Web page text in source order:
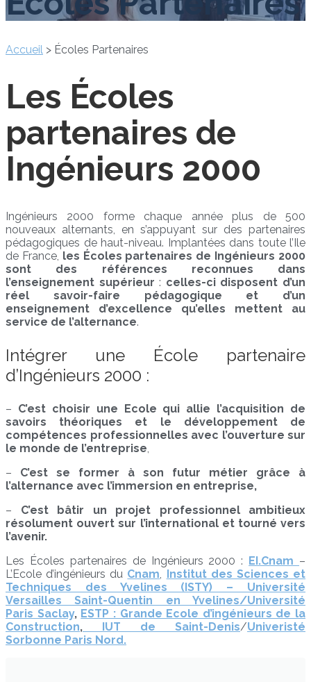
Accueil > Écoles Partenaires
Les Écoles
partenaires de
Ingénieurs 2000
Ingénieurs 2000 forme chaque année plus de 500
nouveaux alternants, en s’appuyant sur des partenaires
pédagogiques de haut-niveau. Implantées dans toute l’Ile
de France, les Écoles partenaires de Ingénieurs 2000
sont des références reconnues dans
l’enseignement supérieur: celles-ci disposent d’un
réel savoir-faire pédagogique et d’un
enseignement d’excellence qu’elles mettent au
service de l’alternance.
Intégrer une École partenaire
d’Ingénieurs 2000 :
– C’est choisir une Ecole qui allie l’acquisition de
savoirs théoriques et le développement de
compétences professionnelles avec l’ouverture sur
le monde de l’entreprise
– C’est se former à son futur métier grâce à
l’alternance avec l’immersion en entreprise,
– C’est bâtir un projet professionnel ambitieux
résolument ouvert sur l’international et tourné vers
l’avenir.
Les Écoles partenaires de Ingénieurs 2000 : EI.Cnam –
L’Ecole d’ingénieurs du Cnam
Institut des Sciences et
Techniques des Yvelines (ISTY) – Université
Versailles Saint-Quentin en Yvelines/Université
Paris Saclay, ESTP : Grande Ecole d’ingénieurs de la
Construction, IUT de Saint-Denis/Univeristé
Sorbonne Paris Nord.